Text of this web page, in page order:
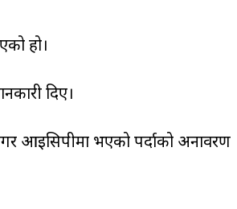
हो।
दिए।
आइसिपीमा भएको पर्दाको अनावरण